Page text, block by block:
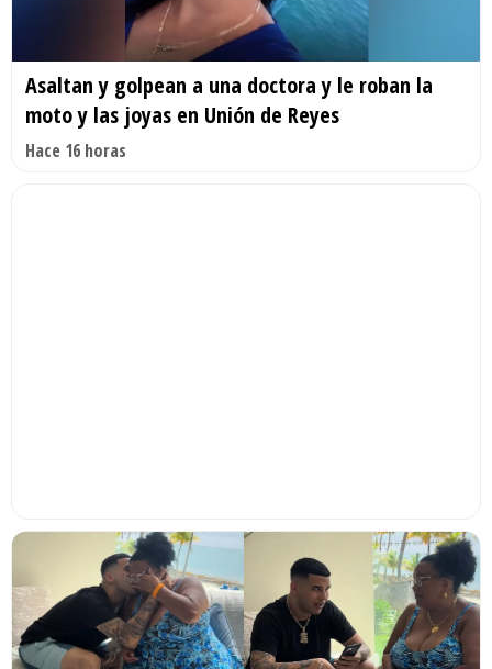
Asaltan y golpean a una doctora y le roban la
moto y las joyas en Unión de Reyes
Hace 16 horas